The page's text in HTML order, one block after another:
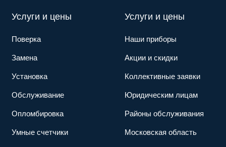
Услуги и цены
Поверка
Замена
Установка
Обслуживание
Опломбировка
Умные счетчики
Услуги и цены
Наши приборы
Акции и скидки
Коллективные заявки
Юридическим лицам
Районы обслуживания
Московская область